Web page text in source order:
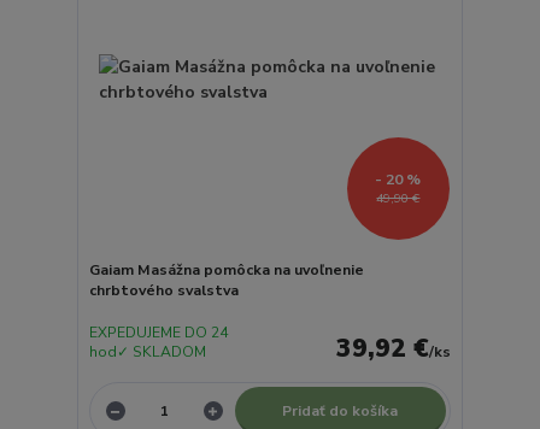
49,90 €
- 20 %
Gaiam Masážna pomôcka na uvoľnenie
chrbtového svalstva
39,92 €/ks
EXPEDUJEME DO 24
hod✓ SKLADOM
Pridať do košíka